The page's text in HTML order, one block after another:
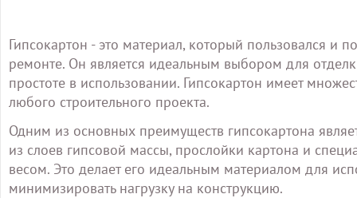
Гипсокартон - это материал, который пользовался и
ремонте. Он является идеальным выбором для
простоте в использовании. Гипсокартон имеет
любого строительного проекта.
Одним из основных преимуществ гипсокартона
из слоев гипсовой массы, прослойки картона и
весом. Это делает его идеальным материалом для
минимизировать нагрузку на конструкцию.